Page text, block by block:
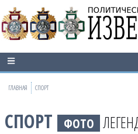
ГЛАВНАЯ СПОРТ
СПОРТ ФОТО